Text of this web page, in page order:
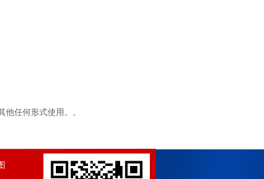
任何形式使用。。